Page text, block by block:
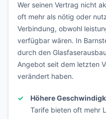
Wer seinen Vertrag nicht
oft mehr als nötig oder
Verbindung, obwohl
verfügbar wären. In
durch den
Angebot seit dem letzten
verändert haben.
Höhere
Tarife bieten oft mehr